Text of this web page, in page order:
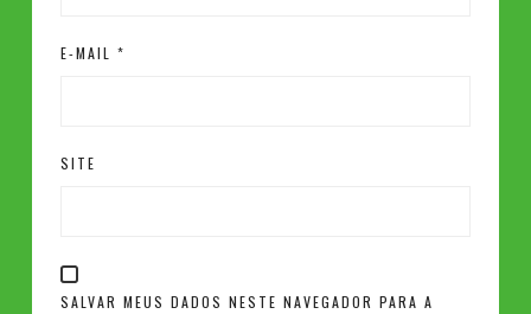
E-MAIL *
SITE
SALVAR MEUS DADOS NESTE NAVEGADOR PARA A